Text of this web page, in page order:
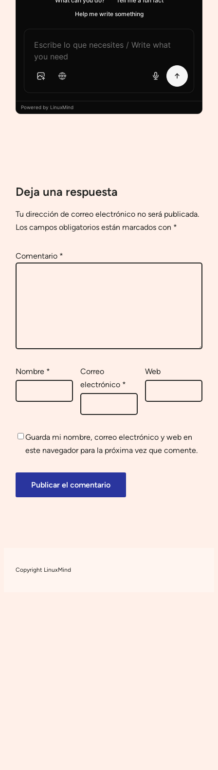
Help me write something
Powered by LinuxMind
Deja una respuesta
Tu dirección de correo electrónico no será publicada.
Los campos obligatorios están marcados con *
Comentario *
Nombre *
Correo
electrónico *
Web
Guarda mi nombre, correo electrónico y web en
este navegador para la próxima vez que comente.
Copyright LinuxMind